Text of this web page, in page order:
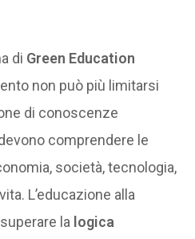
di Green Education
non può più limitarsi
di conoscenze
comprendere le
società, tecnologia,
L’educazione alla
la logica